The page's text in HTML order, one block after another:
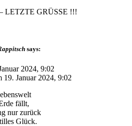
GRÜSSE !!!
says:
2024, 9:02
19. Januar 2024, 9:02
fällt,
nur zurück
Glück.